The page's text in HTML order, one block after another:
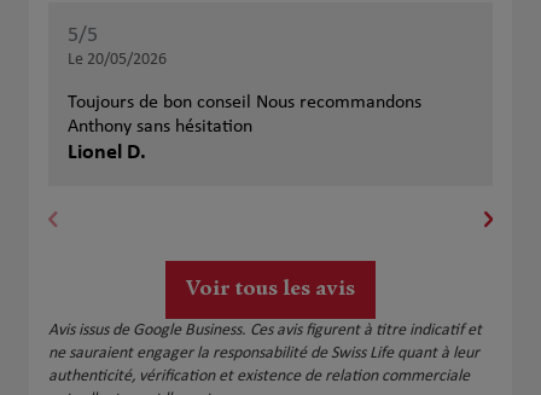
5/5
Le 20/05/2026
Toujours de bon conseil Nous recommandons
Anthony sans hésitation
Lionel D.
Voir tous les avis
Avis issus de Google Business. Ces avis figurent à titre indicatif et
ne sauraient engager la responsabilité de Swiss Life quant à leur
authenticité, vérification et existence de relation commerciale